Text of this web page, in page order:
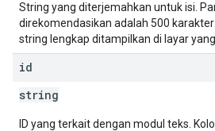
String yang diterjemahkan untuk isi.
direkomendasikan adalah 500
string lengkap ditampilkan di layar yang
id
string
ID yang terkait dengan modul teks.